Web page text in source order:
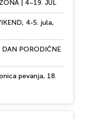
| 4–19. JUL
4-5. jula,
PORODIČNE
pevanja, 18.